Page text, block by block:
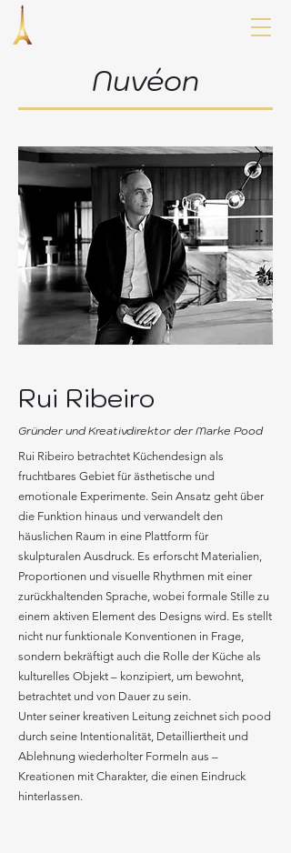
Nuvéon
Rui Ribeiro
Gründer und Kreativdirektor der Marke Pood
Rui Ribeiro betrachtet Küchendesign als
fruchtbares Gebiet für ästhetische und
emotionale Experimente. Sein Ansatz geht über
die Funktion hinaus und verwandelt den
häuslichen Raum in eine Plattform für
skulpturalen Ausdruck. Es erforscht Materialien,
Proportionen und visuelle Rhythmen mit einer
zurückhaltenden Sprache, wobei formale Stille zu
einem aktiven Element des Designs wird. Es stellt
nicht nur funktionale Konventionen in Frage,
sondern bekräftigt auch die Rolle der Küche als
kulturelles Objekt – konzipiert, um bewohnt,
betrachtet und von Dauer zu sein.
Unter seiner kreativen Leitung zeichnet sich pood
durch seine Intentionalität, Detailliertheit und
Ablehnung wiederholter Formeln aus –
Kreationen mit Charakter, die einen Eindruck
hinterlassen.